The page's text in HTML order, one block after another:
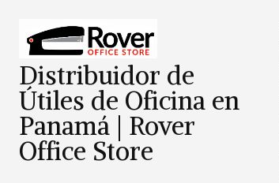
Distribuidor de
Útiles de Oficina en
Panamá | Rover
Office Store